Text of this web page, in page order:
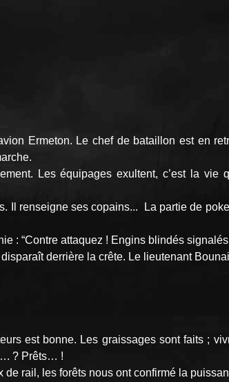
­Ermeton. Le chef de bataillon est en
Les équipages exultent, c’est la vie
Il renseigne ses copains... La partie de
: “Contre ­attaquez ! Engins blindés
derrière la crête. Le lieutenant
est bonne. Les graissages sont faits ;
? Prêts… !
rail, les forêts nous ont confirmé la